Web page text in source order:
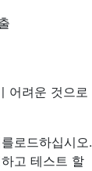
어려운 것으로
로드하십시오.
고 테스트 할